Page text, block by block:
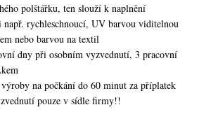
polštářku, ten slouží k naplnění
např. rychleschnoucí, UV barvou viditelnou
nebo barvou na textil
dny při osobním vyzvednutí, 3 pracovní
na počkání do 60 minut za příplatek
pouze v sídle firmy!!